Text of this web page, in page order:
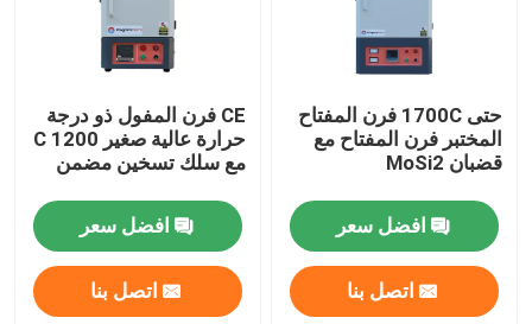
المنتجات
فيديوهات
حتى 1700C فرن المفتاح
المختبر فرن المفتاح مع
قضبان MoSi2
افضل سعر
اتصل بنا
CE فرن المفول ذو درجة
حرارة عالية صغير 1200 C
مع سلك تسخين مضمن
افضل سعر
اتصل بنا